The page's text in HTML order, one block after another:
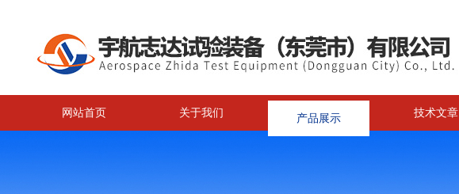
网站首页 关于我们 产品展示 技术文章